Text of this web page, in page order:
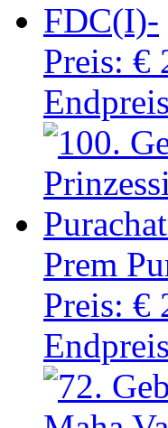
Preis: €
Prem
Preis: €